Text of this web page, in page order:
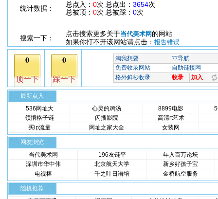
统计数据：
总点入： 0次 总点出： 3654次
总被顶： 0次 总被踩： 0次
搜索一下：
点击搜索更多关于当代美术网 的网站
如果你打不开该网站请点击： 报告错误
最新点入
536网址大
心灵的鸡汤 8899电影
领悟格子链
闪播影院
高清rt艺术
买ip流量
网址之家大全 女装网
网友浏览
当代美术网
196友链平
年入百万论坛
深圳市华中伟
北京航天大学
新乡好孩子宝
电视棒
千之叶日语培 金桥航空服务
随机推荐